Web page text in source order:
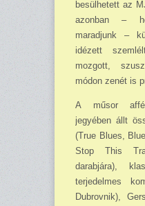
be­sülhetett az
azonban –
maradjunk –
idézett
mozgott,
módon zenét is
A műsor
jegyében állt
(True Blues,
Stop This
darabjára),
terjedelmes
Dubrovnik),